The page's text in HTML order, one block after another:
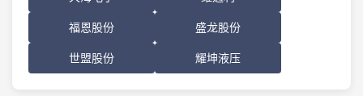
福恩股份 盛龙股份
世盟股份 耀坤液压